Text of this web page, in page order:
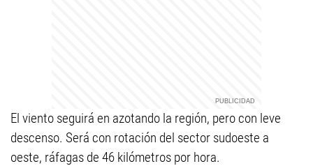
El viento seguirá en azotando la región, pero con leve
descenso. Será con rotación del sector sudoeste a
oeste, ráfagas de 46 kilómetros por hora.